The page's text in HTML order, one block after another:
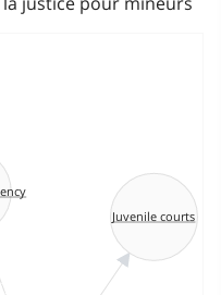
Juvenile courts